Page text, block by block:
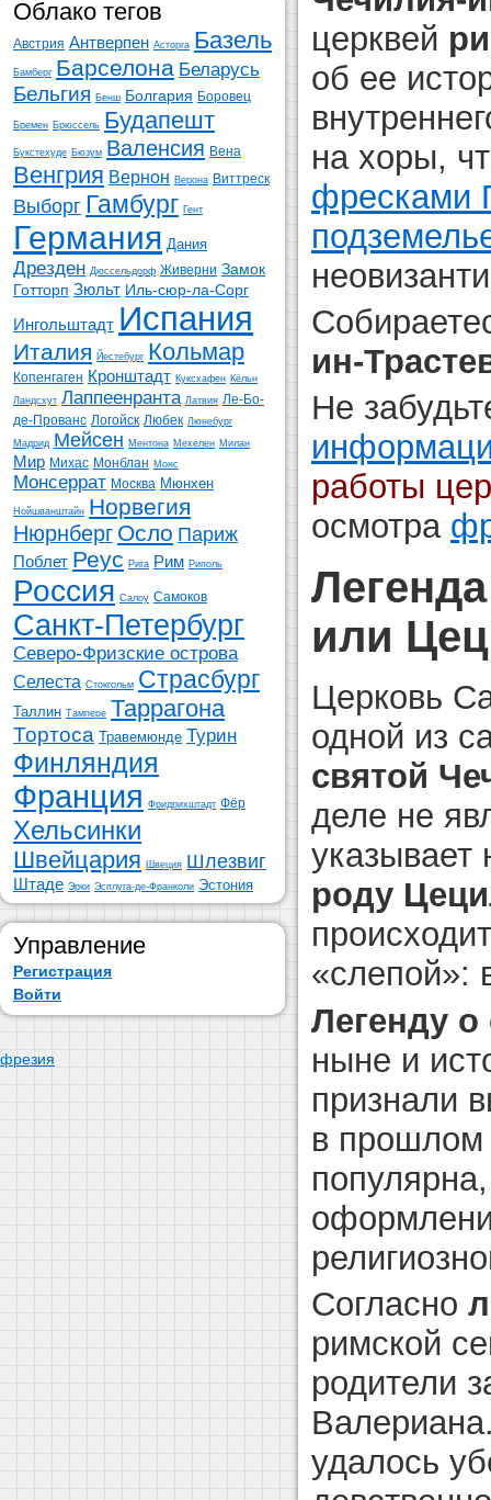
Облако тегов
Австрия Антверпен Асторга Базель
Бамберг Барселона Беларусь
Бельгия Бенш Болгария Боровец
Бремен Брюссель Будапешт
Букстехуде Бюзум Валенсия Вена
Венгрия Вернон Верона Виттреск
Выборг Гамбург Гент
Германия Дания
Дрезден Дюссельдорф Живерни Замок
Готторп Зюльт Иль-сюр-ла-Сорг
Ингольштадт Испания
Италия Йестебург Кольмар
Копенгаген Кронштадт Куксхафен Кёльн
Ландсхут Лаппеенранта Латвия Ле-Бо-
де-Прованс Логойск Любек Люнебург
Мадрид Мейсен Ментона Мехелен Милан
Мир Михас Монблан Монс
Монсеррат Москва Мюнхен
Нойшванштайн Норвегия
Нюрнберг Осло Париж
Поблет Реус Рига Рим Риполь
Россия Салоу Самоков
Санкт-Петербург
Северо-Фризские острова
Селеста Стокгольм Страсбург
Таллин Тампере Таррагона
Тортоса Травемюнде Турин
Финляндия
Франция Фридрихштадт Фёр
Хельсинки
Швейцария Швеция Шлезвиг
Штаде Эрки Эсплуга-де-Франколи Эстония
Управление
Регистрация
Войти
фрезия
церквей
об ее
на хоры,
фресками
ин-
Не
работы
осмотра
или
Церковь
одной из
святой
деле не
указывает
роду
«слепой»:
Легенду о
ныне и
признали
в прошлом
Согласно
римской
родители
удалось